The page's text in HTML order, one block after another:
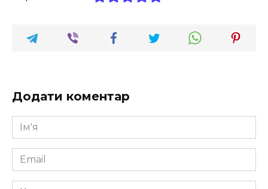
Додати коментар
Ім'я
*
Email
*
Коментар